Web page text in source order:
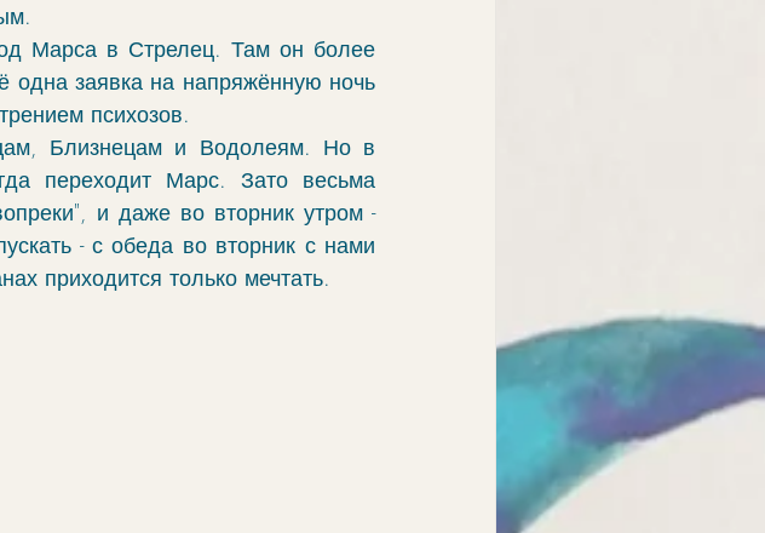
Марса в Стрелец. Там он более
заявка на напряжённую ночь
психозов.
Близнецам и Водолеям. Но в
переходит Марс. Зато весьма
и даже во вторник утром -
- с обеда во вторник с нами
приходится только мечтать.